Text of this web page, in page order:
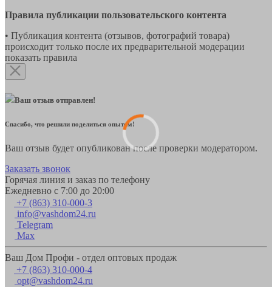
Правила публикации пользовательского контента
• Публикация контента (отзывов, фотографий товара)
происходит только после их предварительной модерации
показать правила
Ваш отзыв отправлен!
Спасибо, что решили поделиться опытом!
Ваш отзыв будет опубликован после проверки модератором.
Заказать звонок
Горячая линия и заказ по телефону
Ежедневно с 7:00 до 20:00
+7 (863) 310-000-3
info@vashdom24.ru
Telegram
Max
Ваш Дом Профи - отдел оптовых продаж
+7 (863) 310-000-4
opt@vashdom24.ru